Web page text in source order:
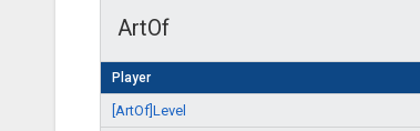
ArtOf
Player
[ArtOf]Level